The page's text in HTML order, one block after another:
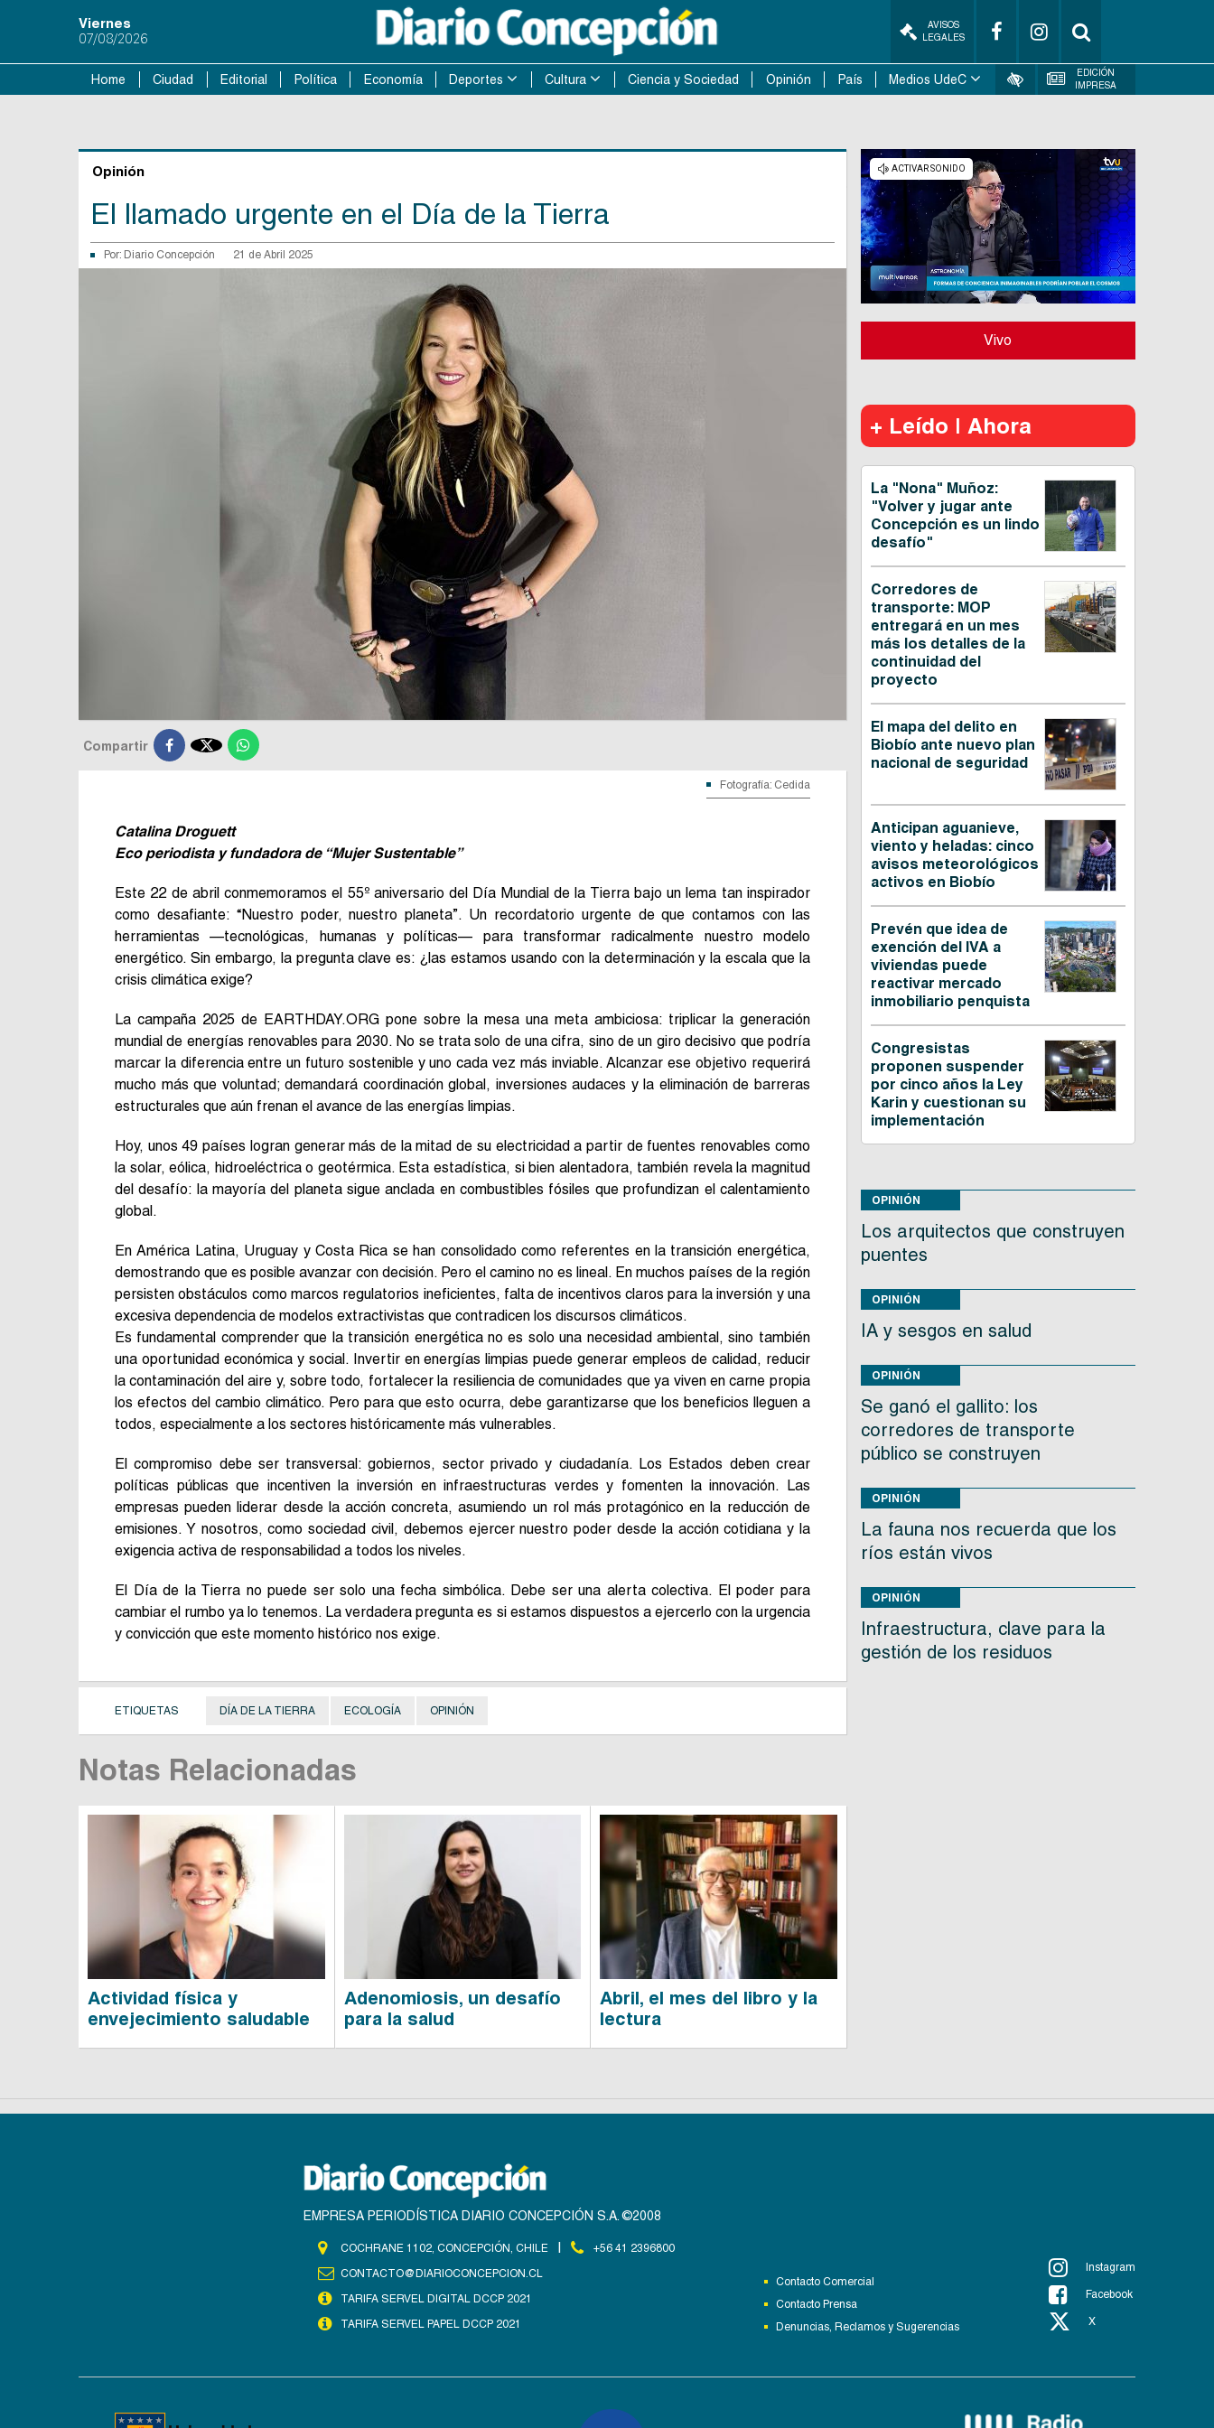
Viernes
07/08/2026
AVISOS
LEGALES
Home Ciudad Editorial Política Economía Deportes Cultura Ciencia y Sociedad Opinión País Medios UdeC
EDICIÓN
IMPRESA
Opinión
El llamado urgente en el Día de la Tierra
Por: Diario Concepción 21 de Abril 2025
Compartir 
Fotografía: Cedida
Catalina Droguett
Eco periodista y fundadora de “Mujer Sustentable”
Este 22 de abril conmemoramos el 55º aniversario del Día Mundial de la Tierra bajo un lema tan inspirador
como desafiante: “Nuestro poder, nuestro planeta”. Un recordatorio urgente de que contamos con las
herramientas —tecnológicas, humanas y políticas— para transformar radicalmente nuestro modelo
energético. Sin embargo, la pregunta clave es: ¿las estamos usando con la determinación y la escala que la
crisis climática exige?
La campaña 2025 de EARTHDAY.ORG pone sobre la mesa una meta ambiciosa: triplicar la generación
mundial de energías renovables para 2030. No se trata solo de una cifra, sino de un giro decisivo que podría
marcar la diferencia entre un futuro sostenible y uno cada vez más inviable. Alcanzar ese objetivo requerirá
mucho más que voluntad; demandará coordinación global, inversiones audaces y la eliminación de barreras
estructurales que aún frenan el avance de las energías limpias.
Hoy, unos 49 países logran generar más de la mitad de su electricidad a partir de fuentes renovables como
la solar, eólica, hidroeléctrica o geotérmica. Esta estadística, si bien alentadora, también revela la magnitud
del desafío: la mayoría del planeta sigue anclada en combustibles fósiles que profundizan el calentamiento
global.
En América Latina, Uruguay y Costa Rica se han consolidado como referentes en la transición energética,
demostrando que es posible avanzar con decisión. Pero el camino no es lineal. En muchos países de la región
persisten obstáculos como marcos regulatorios ineficientes, falta de incentivos claros para la inversión y una
excesiva dependencia de modelos extractivistas que contradicen los discursos climáticos.
Es fundamental comprender que la transición energética no es solo una necesidad ambiental, sino también
una oportunidad económica y social. Invertir en energías limpias puede generar empleos de calidad, reducir
la contaminación del aire y, sobre todo, fortalecer la resiliencia de comunidades que ya viven en carne propia
los efectos del cambio climático. Pero para que esto ocurra, debe garantizarse que los beneficios lleguen a
todos, especialmente a los sectores históricamente más vulnerables.
El compromiso debe ser transversal: gobiernos, sector privado y ciudadanía. Los Estados deben crear
políticas públicas que incentiven la inversión en infraestructuras verdes y fomenten la innovación. Las
empresas pueden liderar desde la acción concreta, asumiendo un rol más protagónico en la reducción de
emisiones. Y nosotros, como sociedad civil, debemos ejercer nuestro poder desde la acción cotidiana y la
exigencia activa de responsabilidad a todos los niveles.
El Día de la Tierra no puede ser solo una fecha simbólica. Debe ser una alerta colectiva. El poder para
cambiar el rumbo ya lo tenemos. La verdadera pregunta es si estamos dispuestos a ejercerlo con la urgencia
y convicción que este momento histórico nos exige.
ETIQUETAS DÍA DE LA TIERRA ECOLOGÍA OPINIÓN
Notas Relacionadas
Actividad física y
envejecimiento saludable
Adenomiosis, un desafío
para la salud
Abril, el mes del libro y la
lectura
Vivo
+ Leído | Ahora
La "Nona" Muñoz:
"Volver y jugar ante
Concepción es un lindo
desafío"
Corredores de
transporte: MOP
entregará en un mes
más los detalles de la
continuidad del
proyecto
El mapa del delito en
Biobío ante nuevo plan
nacional de seguridad
Anticipan aguanieve,
viento y heladas: cinco
avisos meteorológicos
activos en Biobío
Prevén que idea de
exención del IVA a
viviendas puede
reactivar mercado
inmobiliario penquista
Congresistas
proponen suspender
por cinco años la Ley
Karin y cuestionan su
implementación
OPINIÓN
Los arquitectos que construyen
puentes
OPINIÓN
IA y sesgos en salud
OPINIÓN
Se ganó el gallito: los
corredores de transporte
público se construyen
OPINIÓN
La fauna nos recuerda que los
ríos están vivos
OPINIÓN
Infraestructura, clave para la
gestión de los residuos
EMPRESA PERIODÍSTICA DIARIO CONCEPCIÓN S.A. ©2008
COCHRANE 1102, CONCEPCIÓN, CHILE
+56 41 2396800
CONTACTO@DIARIOCONCEPCION.CL
TARIFA SERVEL DIGITAL DCCP 2021
TARIFA SERVEL PAPEL DCCP 2021
Contacto Comercial
Contacto Prensa
Denuncias, Reclamos y Sugerencias
Instagram
Facebook
X